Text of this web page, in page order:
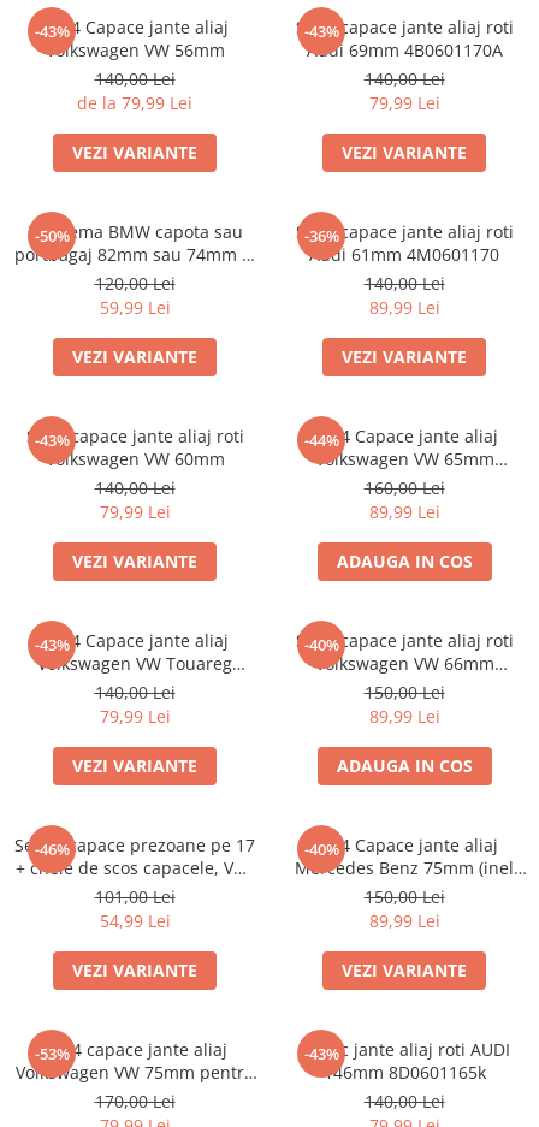
-43%
Set 4 Capace jante aliaj
Volkswagen VW 56mm
140,00 Lei
de la 79,99 Lei
VEZI VARIANTE
-43%
Set 4 capace jante aliaj roti
Audi 69mm 4B0601170A
140,00 Lei
79,99 Lei
VEZI VARIANTE
-50%
Emblema BMW capota sau
portbagaj 82mm sau 74mm (8
132375 05)
120,00 Lei
59,99 Lei
VEZI VARIANTE
-36%
Set 4 capace jante aliaj roti
Audi 61mm 4M0601170
140,00 Lei
89,99 Lei
VEZI VARIANTE
-43%
Set 4 capace jante aliaj roti
Volkswagen VW 60mm
140,00 Lei
79,99 Lei
VEZI VARIANTE
-44%
Set 4 Capace jante aliaj
Volkswagen VW 65mm
5H0601171
160,00 Lei
89,99 Lei
ADAUGA IN COS
-43%
Set 4 Capace jante aliaj
Volkswagen VW Touareg
7L6601149
140,00 Lei
79,99 Lei
VEZI VARIANTE
-40%
Set 4 capace jante aliaj roti
Volkswagen VW 66mm
5G0601171
150,00 Lei
89,99 Lei
ADAUGA IN COS
-46%
Set 20 capace prezoane pe 17
+ cheie de scos capacele, VW/
Audi /Skoda
101,00 Lei
54,99 Lei
VEZI VARIANTE
-40%
set 4 Capace jante aliaj
Mercedes Benz 75mm (inel
prindere)
150,00 Lei
89,99 Lei
VEZI VARIANTE
-53%
Set 4 capace jante aliaj
Volkswagen VW 75mm pentru
jante originale Mercedes
A1714000025
170,00 Lei
-43%
Capac jante aliaj roti AUDI
146mm 8D0601165k
140,00 Lei